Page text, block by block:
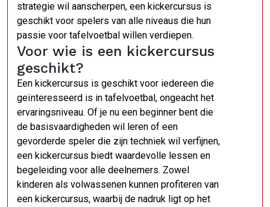
strategie wil aanscherpen, een kickercursus is
geschikt voor spelers van alle niveaus die hun
passie voor tafelvoetbal willen verdiepen.
Voor wie is een kickercursus
geschikt?
Een kickercursus is geschikt voor iedereen die
geïnteresseerd is in tafelvoetbal, ongeacht het
ervaringsniveau. Of je nu een beginner bent die
de basisvaardigheden wil leren of een
gevorderde speler die zijn techniek wil verfijnen,
een kickercursus biedt waardevolle lessen en
begeleiding voor alle deelnemers. Zowel
kinderen als volwassenen kunnen profiteren van
een kickercursus, waarbij de nadruk ligt op het